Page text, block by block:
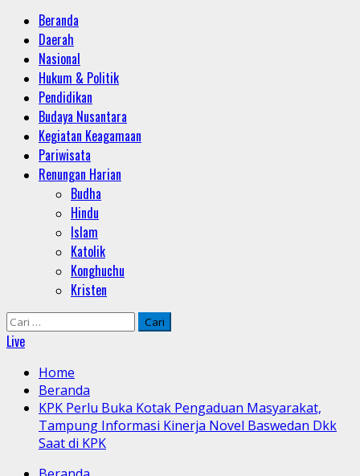
Primary
Menu
Beranda
Daerah
Nasional
Hukum & Politik
Pendidikan
Budaya Nusantara
Kegiatan Keagamaan
Pariwisata
Renungan Harian
Budha
Hindu
Islam
Katolik
Konghuchu
Kristen
Cari
untuk:
Live
Home
Beranda
KPK Perlu Buka Kotak Pengaduan Masyarakat,
Tampung Informasi Kinerja Novel Baswedan Dkk
Saat di KPK